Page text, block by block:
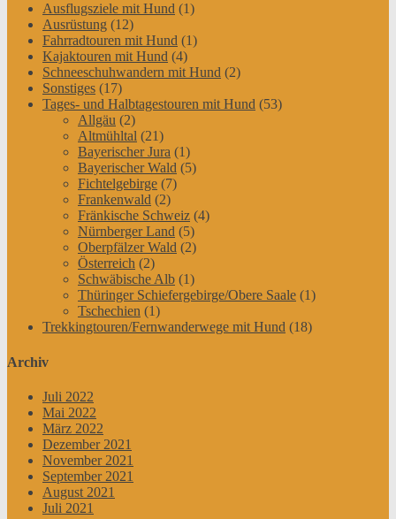
Ausflugsziele mit Hund (1)
Ausrüstung (12)
Fahrradtouren mit Hund (1)
Kajaktouren mit Hund (4)
Schneeschuhwandern mit Hund (2)
Sonstiges (17)
Tages- und Halbtagestouren mit Hund (53)
Allgäu (2)
Altmühltal (21)
Bayerischer Jura (1)
Bayerischer Wald (5)
Fichtelgebirge (7)
Frankenwald (2)
Fränkische Schweiz (4)
Nürnberger Land (5)
Oberpfälzer Wald (2)
Österreich (2)
Schwäbische Alb (1)
Thüringer Schiefergebirge/Obere Saale (1)
Tschechien (1)
Trekkingtouren/Fernwanderwege mit Hund (18)
Archiv
Juli 2022
Mai 2022
März 2022
Dezember 2021
November 2021
September 2021
August 2021
Juli 2021